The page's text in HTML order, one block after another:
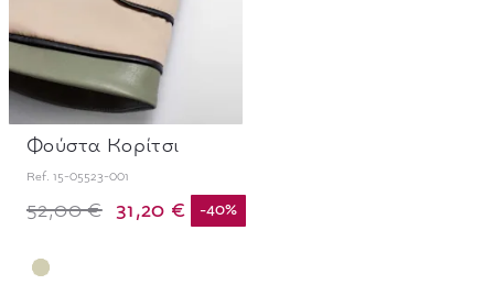
Φούστα Κορίτσι
Ref. 15-05523-001
52,00 € 31,20 € -40%